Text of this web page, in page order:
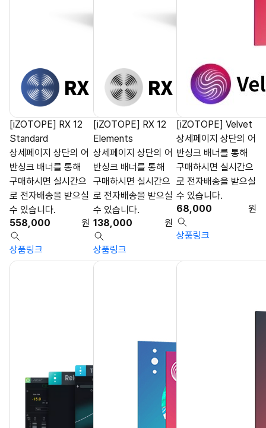
[iZOTOPE] RX 12
Standard
상세페이지 상단의 어
반싱크 배너를 통해
구매하시면 실시간으
로 전자배송을 받으실
수 있습니다.
558,000
원
상품링크
[iZOTOPE] RX 12
Elements
상세페이지 상단의 어
반싱크 배너를 통해
구매하시면 실시간으
로 전자배송을 받으실
수 있습니다.
138,000
원
상품링크
[iZOTOPE] Velvet
상세페이지 상단의 어
반싱크 배너를 통해
구매하시면 실시간으
로 전자배송을 받으실
수 있습니다.
68,000
원
상품링크